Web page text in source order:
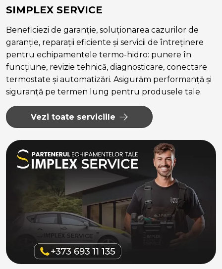
SIMPLEX SERVICE
Beneficiezi de garanție, soluționarea cazurilor de
garanție, reparații eficiente și servicii de întreținere
pentru echipamentele termo-hidro: punere în
funcțiune, revizie tehnică, diagnosticare, conectare
termostate și automatizări. Asigurăm performanță și
siguranță pe termen lung pentru produsele tale.
Vezi toate serviciile